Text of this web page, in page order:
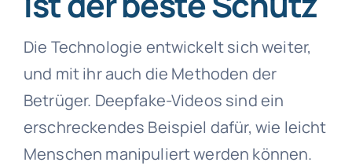
Die Technologie entwickelt sich weiter,
und mit ihr auch die Methoden der
Betrüger. Deepfake-Videos sind ein
erschreckendes Beispiel dafür, wie leicht
Menschen manipuliert werden können.